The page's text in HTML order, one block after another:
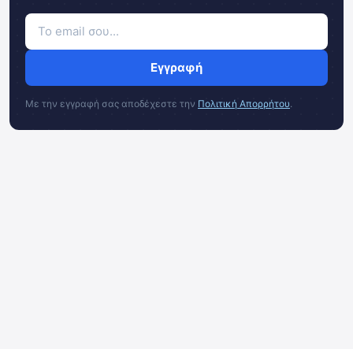
Εγγραφή
Με την εγγραφή σας αποδέχεστε την Πολιτική Απορρήτου.